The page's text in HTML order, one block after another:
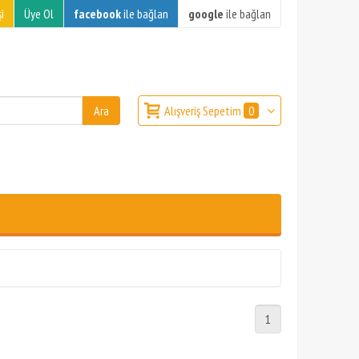
Üye Ol facebookile bağlan google ile bağlan
Alışveriş Sepetim 0
1